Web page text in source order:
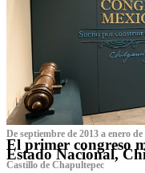
De septiembre de 2013 a enero de
El primer congreso
Estado Nacional,
Castillo de Chapultepec